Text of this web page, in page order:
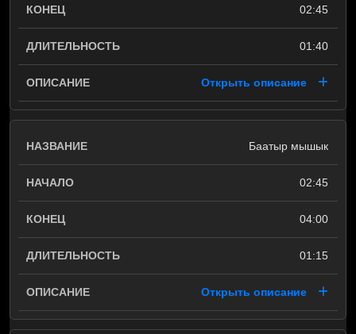
02:45
01:40
Открыть описание
Баатыр мышык
02:45
04:00
01:15
Открыть описание